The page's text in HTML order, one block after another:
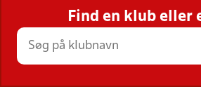
STILLINGER, RESULTATER,
HOLD
Find en klub eller